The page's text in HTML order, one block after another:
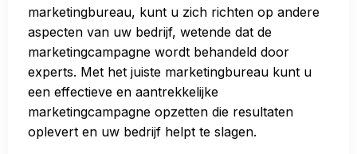
marketingbureau, kunt u zich richten op andere
aspecten van uw bedrijf, wetende dat de
marketingcampagne wordt behandeld door
experts. Met het juiste marketingbureau kunt u
een effectieve en aantrekkelijke
marketingcampagne opzetten die resultaten
oplevert en uw bedrijf helpt te slagen.